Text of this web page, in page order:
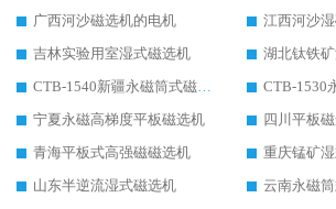
广西河沙磁选机的电机
江西河沙
吉林实验用室湿式磁选机
湖北钛铁
CTB-1540新疆永磁筒式磁选机
宁夏永磁高梯度平板磁选机
四川平板
青海平板式高强磁磁选机
重庆锰矿
山东半逆流湿式磁选机
云南永磁